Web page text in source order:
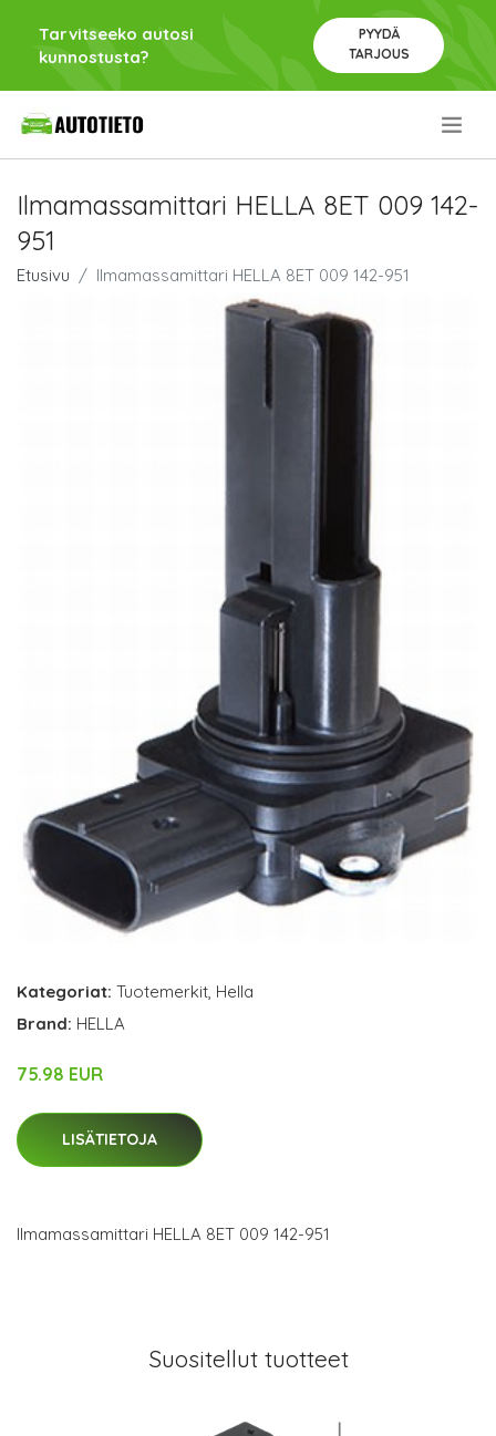
Tarvitseeko autosi
kunnostusta?
PYYDÄ
TARJOUS
Ilmamassamittari HELLA 8ET 009 142-
951
Etusivu Ilmamassamittari HELLA 8ET 009 142-951
Kategoriat: Tuotemerkit, Hella
Brand: HELLA
75.98 EUR
LISÄTIETOJA
Ilmamassamittari HELLA 8ET 009 142-951
Suositellut tuotteet